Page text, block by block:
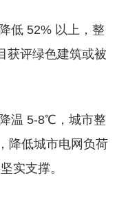
低 52% 以上，整
获评绿色建筑或被
温 5-8℃，城市整
降低城市电网负荷
实支撑。